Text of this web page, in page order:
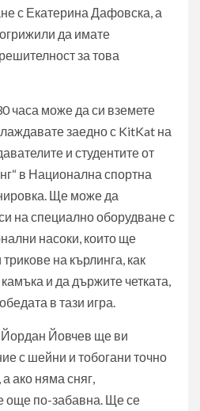
с Екатерина Дафовска, а
да имате
за това
часа може да си вземете
заедно с KitKat на
и студентите от
в Национална спортна
Ще може да
на специално оборудване с
насоки, които ще
на кърлинга, как
и да държите четката,
в тази игра.
Йордан Йовчев ще ви
с шейни и тобогани точно
ако няма сняг,
още по-забавна. Ще се